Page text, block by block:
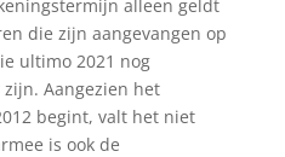
alleen geldt
die zijn aangevangen op
ultimo 2021 nog
Aangezien het
begint, valt het niet
is ook de